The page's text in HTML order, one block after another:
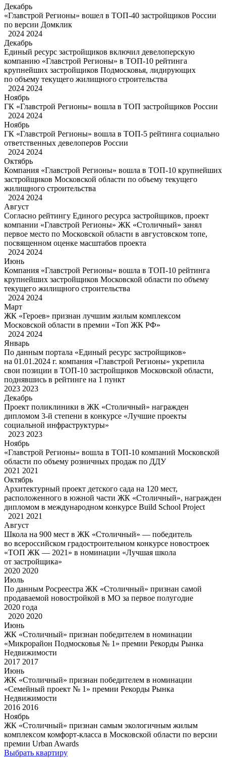
Декабрь
«Главстрой Регионы» вошел в ТОП-40 застройщиков России
по версии Домклик
2024 2024
Декабрь
Единый ресурс застройщиков включил девелоперскую
компанию «Главстрой Регионы» в ТОП-10 рейтинга
крупнейших застройщиков Подмосковья, лидирующих
по объему текущего жилищного строительства
2024 2024
Ноябрь
ГК «Главстрой Регионы» вошла в ТОП застройщиков России
2024 2024
Ноябрь
ГК «Главстрой Регионы» вошла в ТОП-5 рейтинга социально
ответственных девелоперов России
2024 2024
Октябрь
Компания «Главстрой Регионы» вошла в ТОП-10 крупнейших
застройщиков Московской области по объему текущего
жилищного строительства
2024 2024
Август
Согласно рейтингу Единого ресурса застройщиков, проект
компании «Главстрой Регионы» ЖК «Столичный» занял
первое место по Московской области в августовском топе,
посвященном оценке масштабов проекта
2024 2024
Июнь
Компания «Главстрой Регионы» вошла в ТОП-10 рейтинга
крупнейших застройщиков Московской области по объему
текущего жилищного строительства
2024 2024
Март
ЖК «Героев» признан лучшим жилым комплексом
Московской области в премии «Топ ЖК РФ»
2024 2024
Январь
По данным портала «Единый ресурс застройщиков»
на 01.01.2024 г. компания «Главстрой Регионы» укрепила
свои позиции в ТОП-10 застройщиков Московской области,
поднявшись в рейтинге на 1 пункт
2023 2023
Декабрь
Проект поликлиники в ЖК «Столичный» награжден
дипломом 3-й степени в конкурсе «Лучшие проекты
социальной инфраструктуры»
2023 2023
Ноябрь
«Главстрой Регионы» вошла в ТОП-10 компаний Московской
области по объему розничных продаж по ДДУ
2021 2021
Октябрь
Архитектурный проект детского сада на 120 мест,
расположенного в южной части ЖК «Столичный», награжден
дипломом в международном конкурсе Build School Project
2021 2021
Август
Школа на 900 мест в ЖК «Столичный» — победитель
во всероссийском градостроительном конкурсе новостроек
«ТОП ЖК — 2021» в номинации «Лучшая школа
от застройщика»
2020 2020
Июль
По данным Росреестра ЖК «Столичный» признан самой
продаваемой новостройкой в МО за первое полугодие
2020 года
2020 2020
Июнь
ЖК «Столичный» признан победителем в номинации
«Микрорайон Подмосковья № 1» премии Рекорды Рынка
Недвижимости
2017 2017
Июнь
ЖК «Столичный» признан победителем в номинации
«Семейный проект № 1» премии Рекорды Рынка
Недвижимости
2016 2016
Ноябрь
ЖК «Столичный» признан самым экологичным жилым
комплексом комфорт-класса в Московской области по версии
премии Urban Awards
Выбрать квартиру